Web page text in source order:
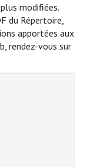
modifiées.
du Répertoire,
apportées aux
rendez-vous sur